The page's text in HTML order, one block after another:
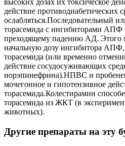
высоких дозах их токсическое
действие противодиабетических
ослабляться.Последовательный
торасемида с ингибиторами АПФ
преходящему падению АД. Этого
начальную дозу ингибитора
торасемида (или временно
действие сосудосуживающих
норэпинефрина).НПВС и
мочегонное и гипотензивное
торасемида.Колестирамин
торасемида из ЖКТ (в
животных).
Другие препараты на эту